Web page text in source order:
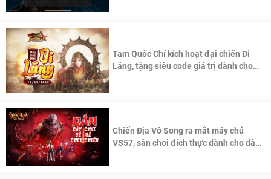
Tam Quốc Chí kích hoạt đại chiến Di
Lăng, tặng siêu code giá trị dành cho
Chiến Địa Vô Song ra mắt máy chủ
VS57, sân chơi đích thực dành cho dân